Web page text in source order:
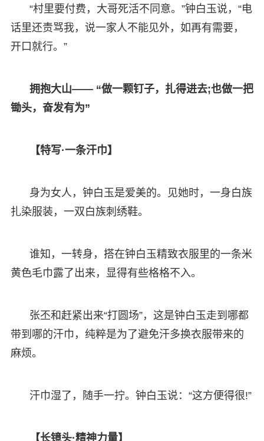
“村里要付费，大哥死活不同意。”钟白玉说，“电
话里还责骂我，说一家人不能见外，如再有需要，
开口就行。”
拥抱大山—— “做一颗钉子，扎得进去;也做一把
锄头，奋发有为”
【特写·一条汗巾】
身为女人，钟白玉是爱美的。见她时，一身白族
扎染服装，一双白族刺绣鞋。
谁知，一转身，搭在钟白玉精致衣服里的一条米
黄色毛巾露了出来，显得有些格格不入。
张丕和赶紧出来“打圆场”，这是钟白玉走到哪都
带到哪的汗巾，纯粹是为了避免汗多换衣服带来的
麻烦。
汗巾湿了，随手一拧。钟白玉说：“这方便得很!”
【长镜头·精神力量】